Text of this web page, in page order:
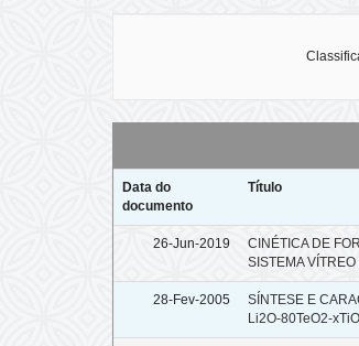
Data do
documento
Título
26-Jun-2019
CINÉTICA DE
SISTEMA
28-Fev-2005
SÍNTESE E
Li2O-80TeO2-